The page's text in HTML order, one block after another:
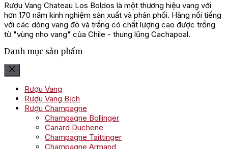
Rượu Vang Chateau Los Boldos là một thương hiệu vang với
hơn 170 năm kinh nghiệm sản xuất và phân phối. Hãng nổi tiếng
với các dòng vang đỏ và trắng có chất lượng cao được trồng
từ "vùng nho vang" của Chile - thung lũng Cachapoal.
Danh mục sản phẩm
Rượu Vang
Rượu Vang Bịch
Rượu Champagne
Champagne Bollinger
Canard Duchene
Champagne Taittinger
Champagne Armand